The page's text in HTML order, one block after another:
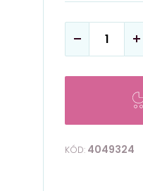
KÓD: 4049324